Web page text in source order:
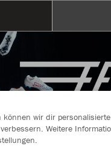
wir dir personalisierte
Weitere